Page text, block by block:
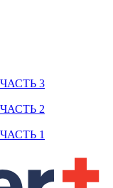
ЧАСТЬ 3
ЧАСТЬ 2
ЧАСТЬ 1